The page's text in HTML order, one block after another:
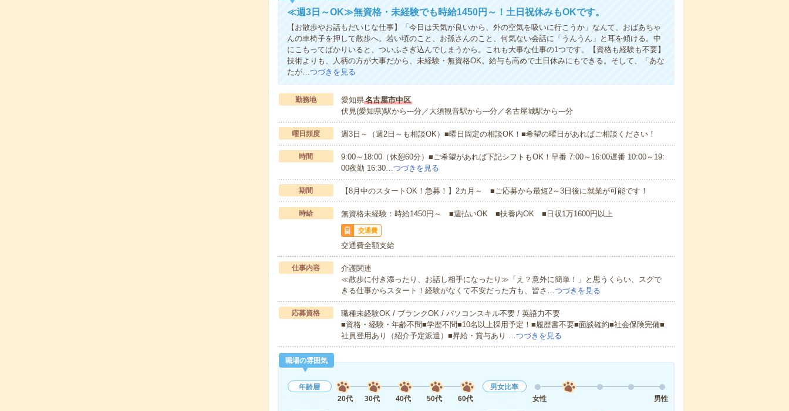
≪週3日～OK≫無資格・未経験でも時給1450円～！土日祝休みもOKです。
【お散歩やお話もだいじな仕事】「今日は天気が良いから、外の空気を吸いに行こうか」なんて、おばあちゃ
んの車椅子を押して散歩へ。若い頃のこと、お孫さんのこと、何気ない会話に「うんうん」と耳を傾ける。中
にこもってばかりいると、ついふさぎ込んでしまうから。これも大事な仕事の1つです。【資格も経験も不要】
技術よりも、人柄の方が大事だから、未経験・無資格OK。給与も高めで土日休みにもできる。そして、「あな
たが…つづきを見る
勤務地 愛知県名古屋市中区
伏見(愛知県)駅から---分／大須観音駅から---分／名古屋城駅から---分
曜日頻度 週3日～（週2日～も相談OK）■曜日固定の相談OK！■希望の曜日があればご相談ください！
時間
9:00～18:00（休憩60分）■ご希望があれば下記シフトもOK！早番 7:00～16:00遅番 10:00～19:
00夜勤 16:30…つづきを見る
期間 【8月中のスタートOK！急募！】2カ月～ ■ご応募から最短2～3日後に就業が可能です！
時給 無資格未経験：時給1450円～ ■週払いOK ■扶養内OK ■日収1万1600円以上
交通費
交通費全額支給
仕事内容
介護関連
≪散歩に付き添ったり、お話し相手になったり≫「え？意外に簡単！」と思うくらい、スグで
きる仕事からスタート！経験がなくて不安だった方も、皆さ…つづきを見る
応募資格
職種未経験OK / ブランクOK / パソコンスキル不要 / 英語力不要
■資格・経験・年齢不問■学歴不問■10名以上採用予定！■履歴書不要■面談確約■社会保険完備■
社員登用あり（紹介予定派遣）■昇給・賞与あり …つづきを見る
職場の雰囲気
年齢層
20代
30代 40代 50代 60代
男女比率
女性
男性